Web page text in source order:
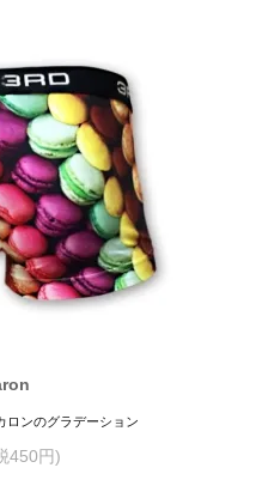
ロンのグラデーション
450円)